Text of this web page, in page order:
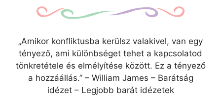
„Amikor konfliktusba kerülsz valakivel, van egy
tényező, ami különbséget tehet a kapcsolatod
tönkretétele és elmélyítése között. Ez a tényező
a hozzáállás.” – William James – Barátság
idézet – Legjobb barát idézetek